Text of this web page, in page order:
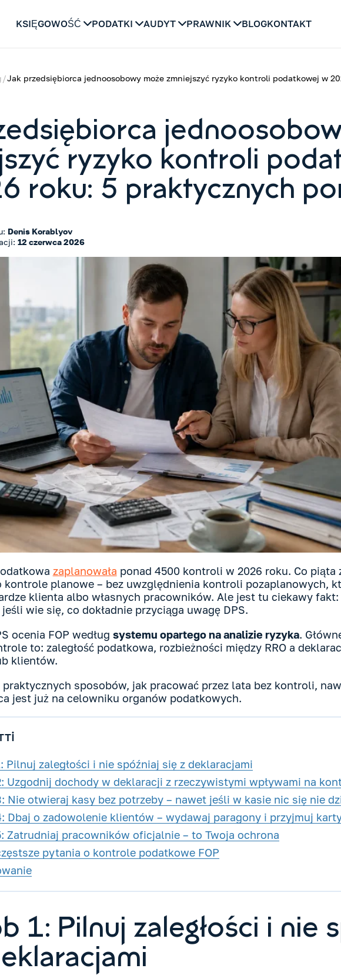
KSIĘGOWOŚĆ PODATKI AUDYT PRAWNIK BLOGKONTAKT
Jak przedsiębiorca jednoosobowy może zmniejszyć ryzyko kontroli podatkowej w
ryzyko kontroli
roku: 5 praktycznych
Denis Korablyov
12 czerwca 2026
zaplanowała ponad 4500 kontroli w 2026 roku. Co piąta
planowe – bez uwzględnienia kontroli pozaplanowych,
klienta albo własnych pracowników. Ale jest tu ciekawy
wie się, co dokładnie przyciąga uwagę DPS.
ocenia FOP według systemu opartego na analizie ryzyka.
to: zaległość podatkowa, rozbieżności między RRO a
klientów.
praktycznych sposobów, jak pracować przez lata bez kontroli,
jest już na celowniku organów podatkowych.
Pilnuj zaległości i nie spóźniaj się z deklaracjami
Uzgodnij dochody w deklaracji z rzeczywistymi wpływami na
Nie otwieraj kasy bez potrzeby – nawet jeśli w kasie nic się nie
Dbaj o zadowolenie klientów – wydawaj paragony i przyjmuj
Zatrudniaj pracowników oficjalnie – to Twoja ochrona
pytania o kontrole podatkowe FOP
1: Pilnuj zaległości i nie